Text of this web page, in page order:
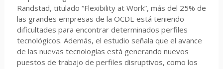
Randstad, titulado “Flexibility at Work”, más del 25% de
las grandes empresas de la OCDE está teniendo
dificultades para encontrar determinados perfiles
tecnológicos. Además, el estudio señala que el avance
de las nuevas tecnologías está generando nuevos
puestos de trabajo de perfiles disruptivos, como los